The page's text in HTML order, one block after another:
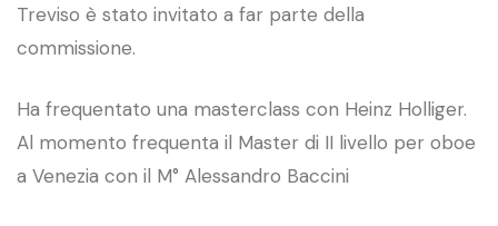
Treviso è stato invitato a far parte della
commissione.
Ha frequentato una masterclass con Heinz Holliger.
Al momento frequenta il Master di II livello per oboe
a Venezia con il M° Alessandro Baccini